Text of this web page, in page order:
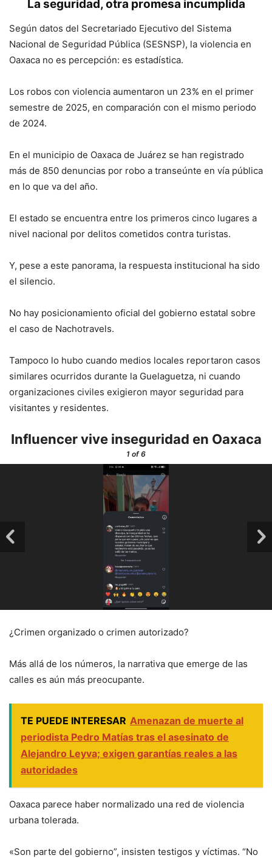
La seguridad, otra promesa incumplida
Según datos del Secretariado Ejecutivo del Sistema
Nacional de Seguridad Pública (SESNSP), la violencia en
Oaxaca no es percepción: es estadística.
Los robos con violencia aumentaron un 23% en el primer
semestre de 2025, en comparación con el mismo periodo
de 2024.
En el municipio de Oaxaca de Juárez se han registrado
más de 850 denuncias por robo a transeúnte en vía pública
en lo que va del año.
El estado se encuentra entre los primeros cinco lugares a
nivel nacional por delitos cometidos contra turistas.
Y, pese a este panorama, la respuesta institucional ha sido
el silencio.
No hay posicionamiento oficial del gobierno estatal sobre
el caso de Nachotravels.
Tampoco lo hubo cuando medios locales reportaron casos
similares ocurridos durante la Guelaguetza, ni cuando
organizaciones civiles exigieron mayor seguridad para
visitantes y residentes.
Influencer vive inseguridad en Oaxaca
1 of 6
¿Crimen organizado o crimen autorizado?
Más allá de los números, la narrativa que emerge de las
calles es aún más preocupante.
TE PUEDE INTERESAR Amenazan de muerte al
periodista Pedro Matías tras el asesinato de
Alejandro Leyva; exigen garantías reales a las
autoridades
Oaxaca parece haber normalizado una red de violencia
urbana tolerada.
«Son parte del gobierno”, insisten testigos y víctimas. “No